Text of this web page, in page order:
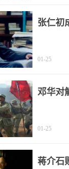
张仁初
01-25
邓华对
01-25
蒋介石